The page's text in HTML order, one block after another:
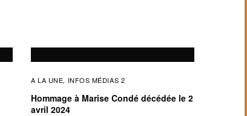
A LA UNE, INFOS MÉDIAS 2
Hommage à Marise Condé décédée le 2
avril 2024